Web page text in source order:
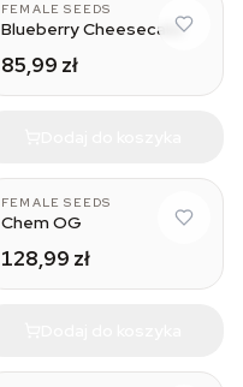
FEMALE SEEDS
Blueberry Cheesecake
85,99 zł
FEMALE SEEDS
Chem OG
128,99 zł